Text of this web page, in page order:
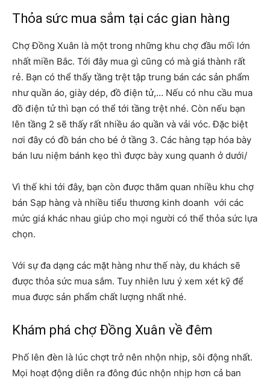
Thỏa sức mua sắm tại các gian hàng
Chợ Đồng Xuân là một trong những khu chợ đầu mối lớn
nhất miền Bắc. Tới đây mua gì cũng có mà giá thành rất
rẻ. Bạn có thể thấy tầng trệt tập trung bán các sản phẩm
như quần áo, giày dép, đồ điện tử,… Nếu có nhu cầu mua
đồ điện tử thì bạn có thể tới tầng trệt nhé. Còn nếu bạn
lên tầng 2 sẽ thấy rất nhiều áo quần và vải vóc. Đặc biệt
nơi đây có đồ bán cho bé ở tầng 3. Các hàng tạp hóa bày
bán lưu niệm bánh kẹo thì được bày xung quanh ở dưới/
Vì thế khi tới đây, bạn còn được thăm quan nhiều khu chợ
bán Sạp hàng và nhiều tiểu thương kinh doanh với các
mức giá khác nhau giúp cho mọi người có thể thỏa sức lựa
chọn.
Với sự đa dạng các mặt hàng như thế này, du khách sẽ
được thỏa sức mua sắm. Tuy nhiên lưu ý xem xét kỹ để
mua được sản phẩm chất lượng nhất nhé.
Khám phá chợ Đồng Xuân về đêm
Phố lên đèn là lúc chợt trở nên nhộn nhịp, sôi động nhất.
Mọi hoạt động diễn ra đông đúc nhộn nhịp hơn cả ban